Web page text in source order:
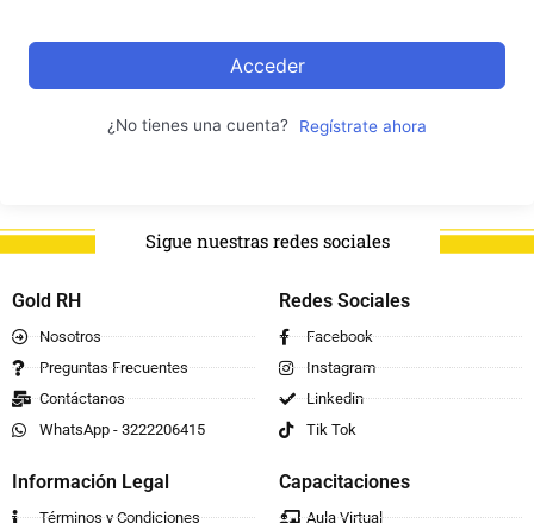
Acceder
¿No tienes una cuenta? Regístrate ahora
Sigue nuestras redes sociales
Gold RH
Nosotros
Preguntas Frecuentes
Contáctanos
WhatsApp - 3222206415
Redes Sociales
Facebook
Instagram
Linkedin
Tik Tok
Información Legal
Términos y Condiciones
Capacitaciones
Aula Virtual